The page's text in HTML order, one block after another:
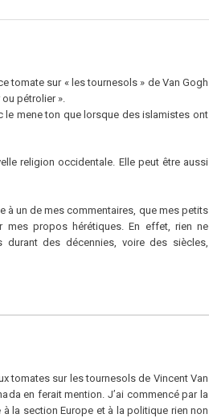
tomate sur « les tournesols » de Van Gogh
pétrolier ».
le mene ton que lorsque des islamistes ont
religion occidentale. Elle peut être aussi
à un de mes commentaires, que mes petits
mes propos hérétiques. En effet, rien ne
des décennies, voire des siècles,
tomates sur les tournesols de Vincent Van
en ferait mention. J’ai commencé par la
la section Europe et à la politique rien non